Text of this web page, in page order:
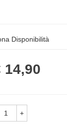
Disponibilità
14,90
+